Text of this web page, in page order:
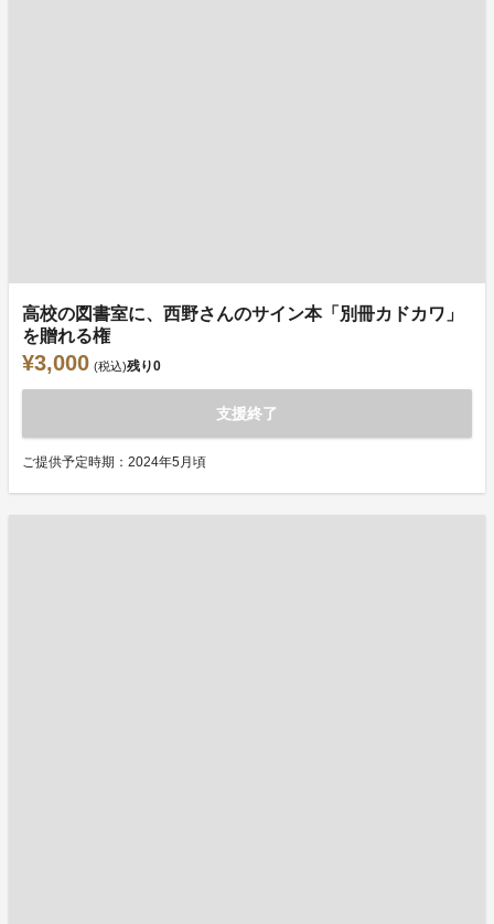
高校の図書室に、西野さんのサイン本「別冊カドカワ」
を贈れる権
¥3,000 (税込)残り0
支援終了
ご提供予定時期：2024年5月頃